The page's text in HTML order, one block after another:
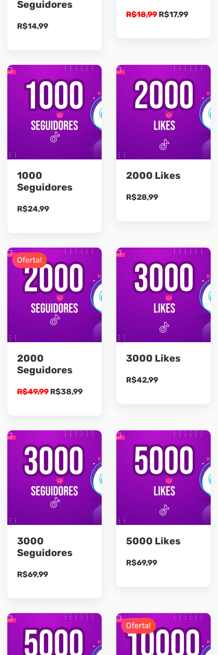
Seguidores
R$14,99
R$18,99 O
R$18,99.
R$17,99O
1000
Seguidores
R$24,99
2000 Likes
R$28,99
Oferta!
2000
Seguidores
R$49,99 O
era:
R$49,99.
R$38,99O
é:
R$38,99.
3000 Likes
R$42,99
3000
Seguidores
R$69,99
5000 Likes
R$69,99
Oferta!